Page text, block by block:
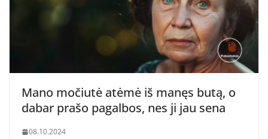
Mano močiutė atėmė iš manęs butą, o
dabar prašo pagalbos, nes ji jau sena
08.10.2024